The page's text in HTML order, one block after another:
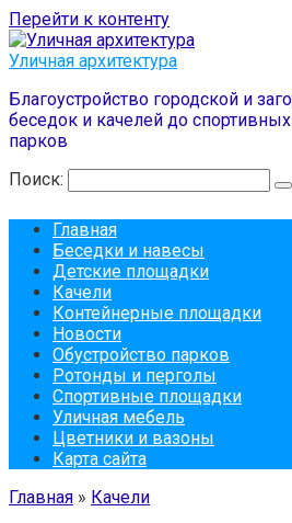
Перейти к контенту
Уличная архитектура
Благоустройство городской и
беседок и качелей до
парков
Поиск:
Главная
Беседки и навесы
Детские площадки
Качели
Контейнерные площадки
Новости
Обустройство парков
Ротонды и перголы
Спортивные площадки
Уличная мебель
Цветники и вазоны
Карта сайта
Главная » Качели